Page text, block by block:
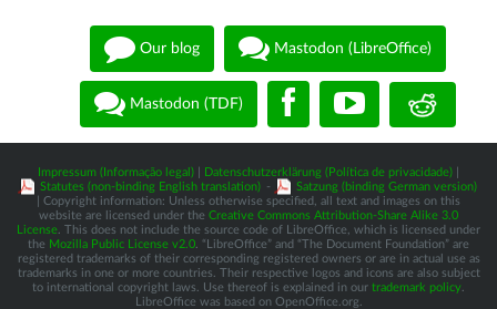
Our blog Mastodon (LibreOffice)
Mastodon (TDF)
Impressum (Informação legal) Datenschutzerklärung (Política de privacidade)
Statutes (non-binding English translation) -
Satzung (binding German version)
| Copyright information: Unless otherwise specified, all text and images on this
website are licensed under the Creative Commons Attribution-Share Alike 3.0
License . This does not include the source code of LibreOffice, which is licensed under
the Mozilla Public License v2.0 . “LibreOffice” and “The Document Foundation” are
registered trademarks of their corresponding registered owners or are in actual use as
trademarks in one or more countries. Their respective logos and icons are also subject
to international copyright laws. Use thereof is explained in our trademark policy
LibreOffice was based on OpenOffice.org.